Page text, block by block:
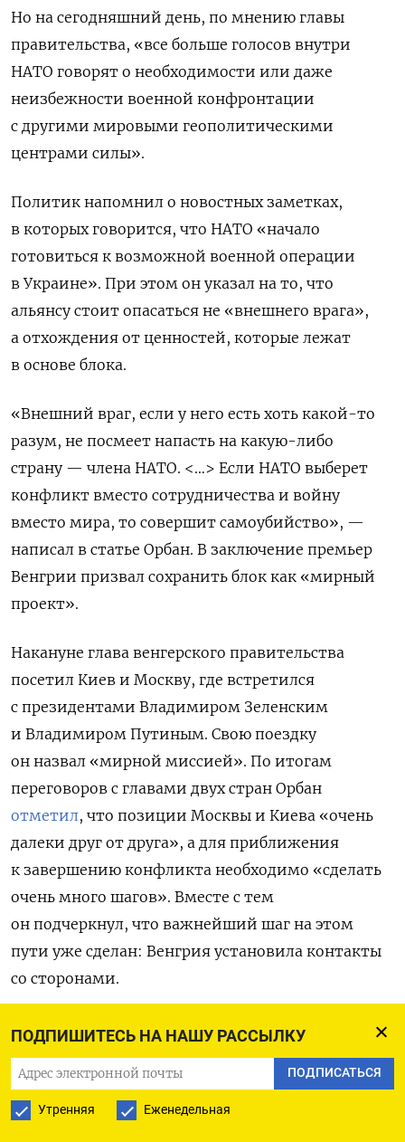
ПОДПИШИТЕСЬ НА НАШУ РАССЫЛКУ
ПОДПИСАТЬСЯ
Утренняя Еженедельная
Но на сегодняшний день, по мнению главы
правительства, «все больше голосов внутри
НАТО говорят о необходимости или даже
неизбежности военной конфронтации
с другими мировыми геополитическими
центрами силы».
Политик напомнил о новостных заметках,
в которых говорится, что НАТО «начало
готовиться к возможной военной операции
в Украине». При этом он указал на то, что
альянсу стоит опасаться не «внешнего врага»,
а отхождения от ценностей, которые лежат
в основе блока.
«Внешний враг, если у него есть хоть какой-то
разум, не посмеет напасть на какую-либо
страну — члена НАТО. <…> Если НАТО выберет
конфликт вместо сотрудничества и войну
вместо мира, то совершит самоубийство», —
написал в статье Орбан. В заключение премьер
Венгрии призвал сохранить блок как «мирный
проект».
Накануне глава венгерского правительства
посетил Киев и Москву, где встретился
с президентами Владимиром Зеленским
и Владимиром Путиным. Свою поездку
он назвал «мирной миссией». По итогам
переговоров с главами двух стран Орбан
отметил, что позиции Москвы и Киева «очень
далеки друг от друга», а для приближения
к завершению конфликта необходимо «сделать
очень много шагов». Вместе с тем
он подчеркнул, что важнейший шаг на этом
пути уже сделан: Венгрия установила контакты
со сторонами.
Во время беседы с Зеленским Орбанпредложил
ему подумать над прекращением огня, чтобы
начать мирный процесс с Россией. В офисе
президента Украины это предложение